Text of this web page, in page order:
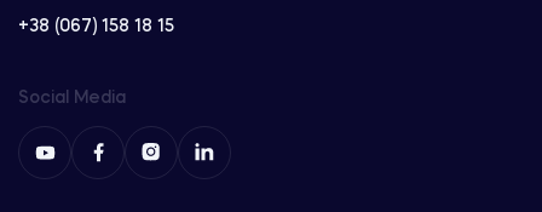
+38 (067) 158 18 15
Social Media